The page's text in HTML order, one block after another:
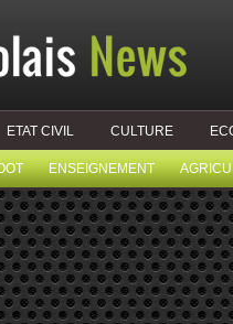
ETAT CIVIL CULTURE
ENSEIGNEMENT